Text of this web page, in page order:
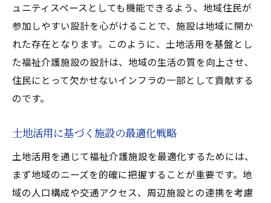
ュニティスペースとしても機能できるよう、地域住民が
参加しやすい設計を心がけることで、施設は地域に開か
れた存在となります。このように、土地活用を基盤とし
た福祉介護施設の設計は、地域の生活の質を向上させ、
住民にとって欠かせないインフラの一部として貢献する
のです。
土地活用に基づく施設の最適化戦略
土地活用を通じて福祉介護施設を最適化するためには、
まず地域のニーズを的確に把握することが重要です。地
域の人口構成や交通アクセス、周辺施設との連携を考慮